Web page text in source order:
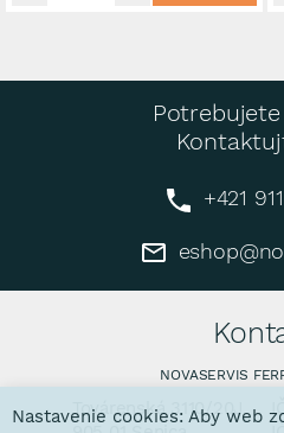
+421
NOVASERVIS
Továrenská 3110/20J
Nastavenie cookies: Aby web